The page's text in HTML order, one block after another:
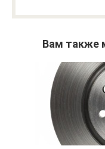
Вам также